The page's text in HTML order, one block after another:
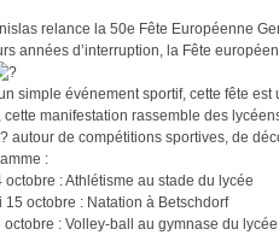
relance la 50e Fête Européenne
années d’interruption, la Fête
simple événement sportif, cette fête
cette manifestation rassemble des
autour de compétitions sportives, de
:
octobre : Athlétisme au stade du lycée
15 octobre : Natation à Betschdorf
octobre : Volley-ball au gymnase du lycée